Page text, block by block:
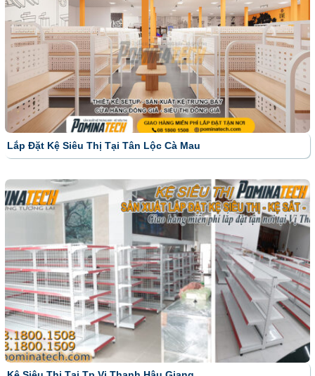
Lắp Đặt Kệ Siêu Thị Tại Tân Lộc Cà Mau